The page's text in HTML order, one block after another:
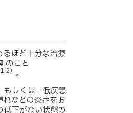
るほど十分な治療
のこと
1,2） 。
もしくは「低疾患
などの炎症をお
下がない状態の